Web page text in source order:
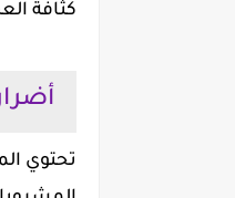
كثافة
تحتوي